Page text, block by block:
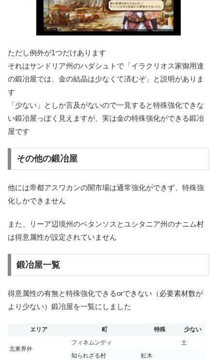
ただし例外が1つだけあります
それはサンドリア州のハダシュト で「イラクリオス家御用達
の鍛冶屋では、金の結晶は少なくて済むぞ」と説明がありま
す
「少ない」としか言及がないので一見すると特殊強化できな
い鍛冶屋っぽく見えますが、実は金の特殊強化ができる鍛冶
屋です
その他の鍛冶屋
他には帝都アスワカンの闇市場は通常強化ができず、特殊強
化しかできません
また、リーア辺境州のベタンソスとユシタニア州のナニム村
は得意属性が設定されていません
鍛冶屋一覧
得意属性の有無と特殊強化できるorできない（必要素材数が
より少ない）鍛冶屋を一覧にしました
エリア 町 特殊 少ない
北東界外
フィネムンディ
土
知られざる村
虹木